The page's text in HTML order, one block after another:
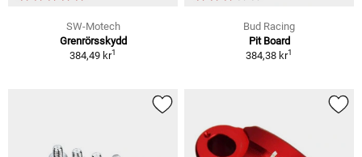
SW-Motech
Grenrörsskydd
384,49 kr1
Bud Racing
Pit Board
384,38 kr1